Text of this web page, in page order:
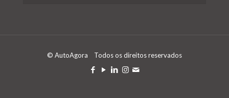
© AutoAgora Todos os direitos reservados